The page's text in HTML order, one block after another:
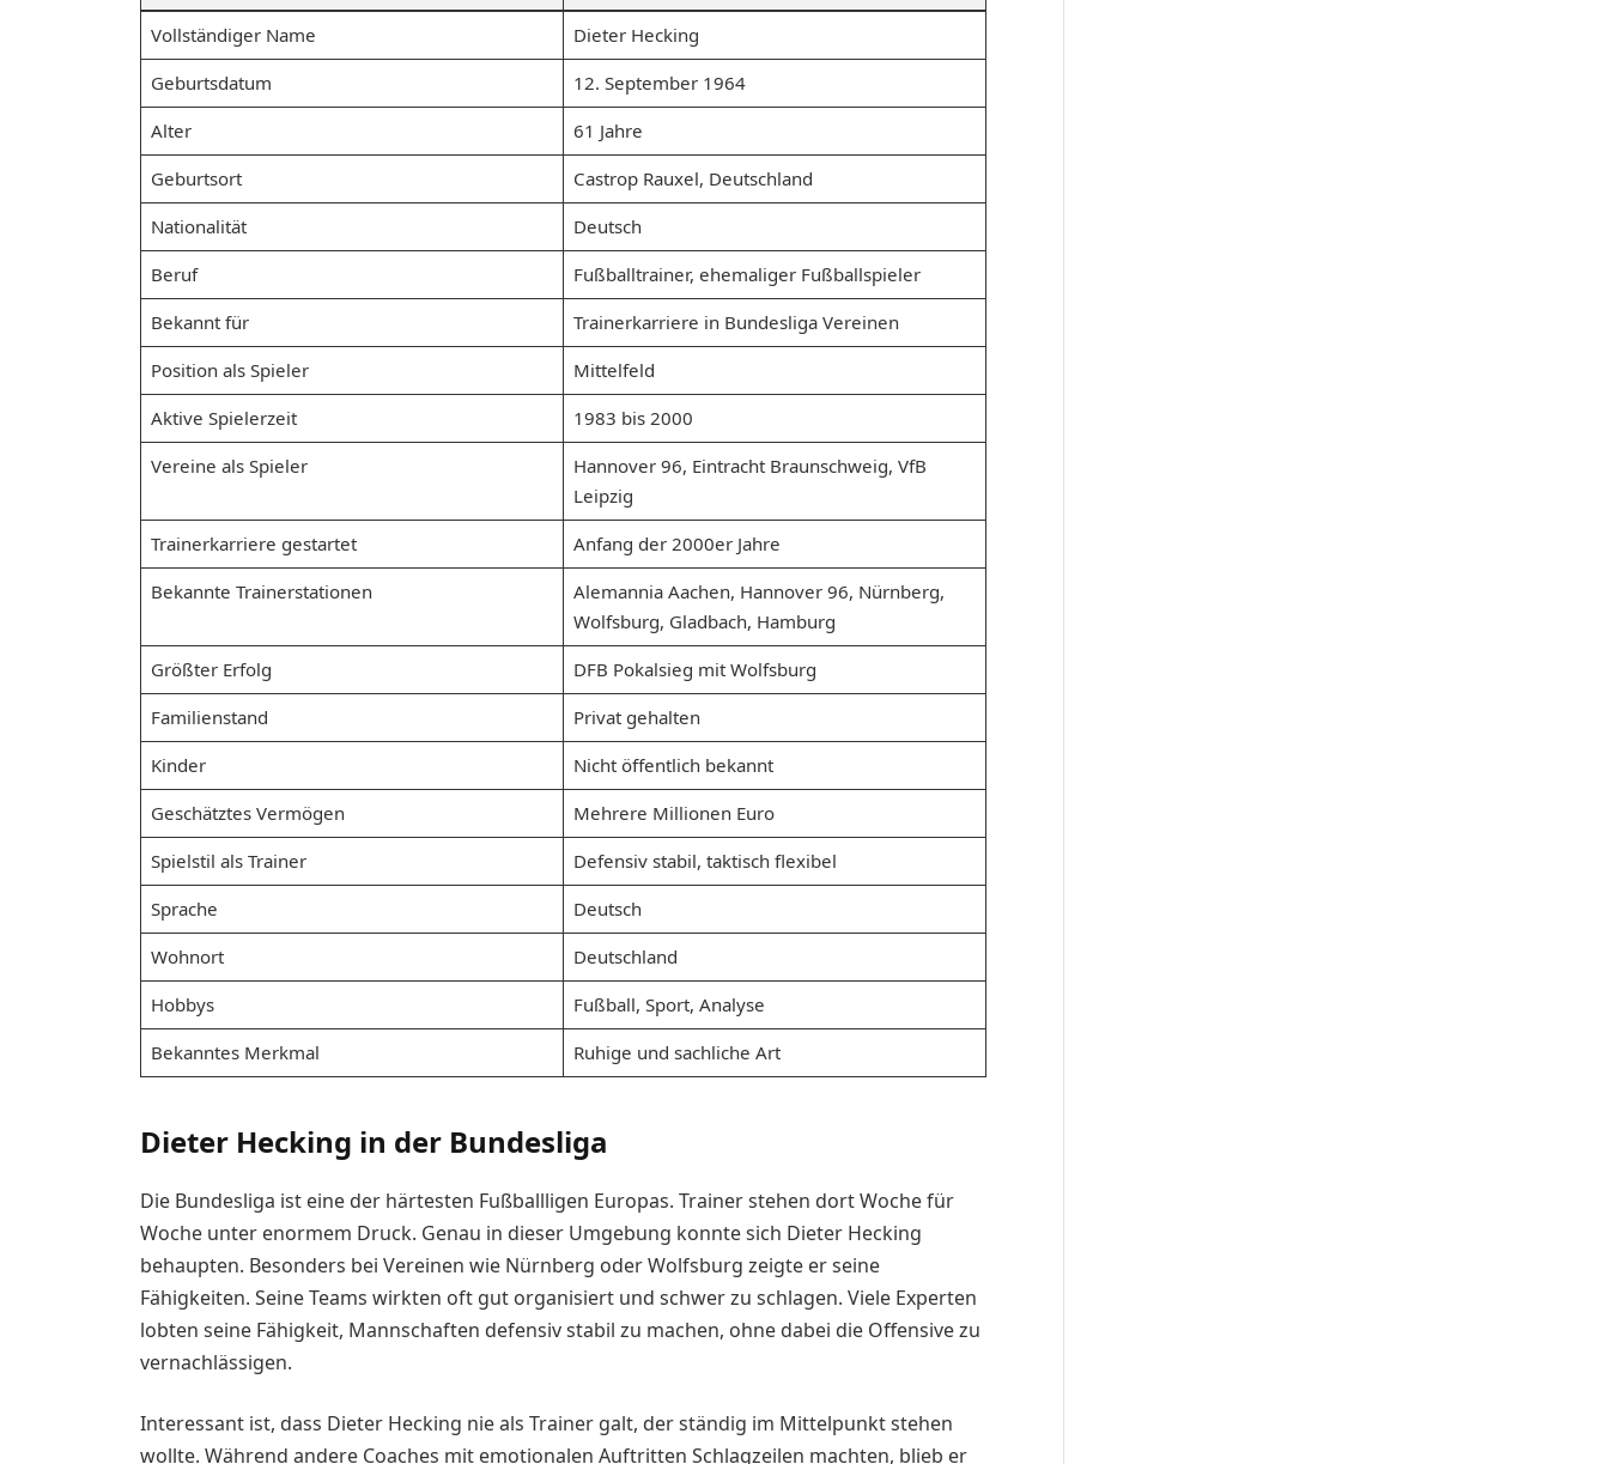
Vollständiger Name
Dieter Hecking
Geburtsdatum
12. September 1964
Alter
61 Jahre
Geburtsort
Castrop Rauxel, Deutschland
Nationalität
Deutsch
Beruf
Fußballtrainer, ehemaliger Fußballspieler
Bekannt für
Trainerkarriere in Bundesliga Vereinen
Position als Spieler
Mittelfeld
Aktive Spielerzeit
1983 bis 2000
Vereine als Spieler
Hannover 96, Eintracht Braunschweig, VfB
Leipzig
Trainerkarriere gestartet
Anfang der 2000er Jahre
Bekannte Trainerstationen
Alemannia Aachen, Hannover 96, Nürnberg,
Wolfsburg, Gladbach, Hamburg
Größter Erfolg
DFB Pokalsieg mit Wolfsburg
Familienstand
Privat gehalten
Kinder
Nicht öffentlich bekannt
Geschätztes Vermögen
Mehrere Millionen Euro
Spielstil als Trainer
Defensiv stabil, taktisch flexibel
Sprache
Deutsch
Wohnort
Deutschland
Hobbys
Fußball, Sport, Analyse
Bekanntes Merkmal
Ruhige und sachliche Art
Dieter Hecking in der Bundesliga
Die Bundesliga ist eine der härtesten Fußballligen Europas. Trainer stehen dort Woche für
Woche unter enormem Druck. Genau in dieser Umgebung konnte sich Dieter Hecking
behaupten. Besonders bei Vereinen wie Nürnberg oder Wolfsburg zeigte er seine
Fähigkeiten. Seine Teams wirkten oft gut organisiert und schwer zu schlagen. Viele Experten
lobten seine Fähigkeit, Mannschaften defensiv stabil zu machen, ohne dabei die Offensive zu
vernachlässigen.
Interessant ist, dass Dieter Hecking nie als Trainer galt, der ständig im Mittelpunkt stehen
wollte. Während andere Coaches mit emotionalen Auftritten Schlagzeilen machten, blieb er